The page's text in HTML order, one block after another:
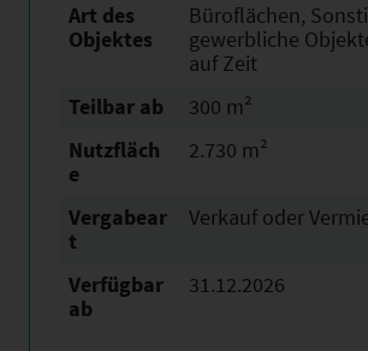
Art des
Objektes
Büroflächen,
gewerbliche
auf Zeit
Teilbar ab
300 m²
Nutzfläch
e
2.730 m²
Vergabear
t
Verkauf oder
Verfügbar
ab
31.12.2026